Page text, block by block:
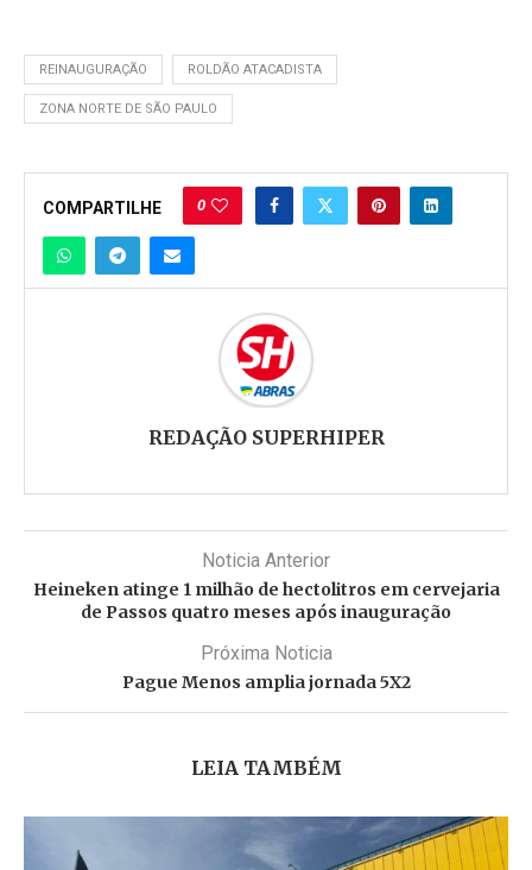
REINAUGURAÇÃO ROLDÃO ATACADISTA
ZONA NORTE DE SÃO PAULO
COMPARTILHE 0
REDAÇÃO SUPERHIPER
Noticia Anterior
Heineken atinge 1 milhão de hectolitros em cervejaria
de Passos quatro meses após inauguração
Próxima Noticia
Pague Menos amplia jornada 5X2
LEIA TAMBÉM